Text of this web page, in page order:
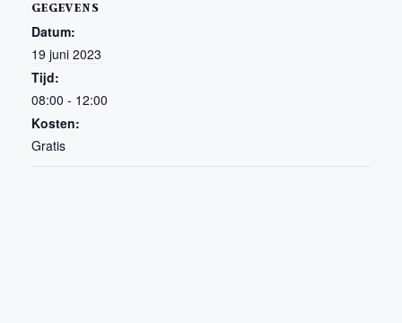
GEGEVENS
Datum:
19 juni 2023
Tijd:
08:00 - 12:00
Kosten:
Gratis